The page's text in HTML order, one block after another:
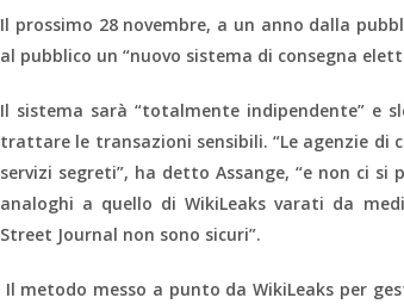
Il prossimo 28 novembre, a un anno dalla
al pubblico un “nuovo sistema di consegna
Il sistema sarà “totalmente indipendente” e
trattare le transazioni sensibili. “Le agenzie
servizi segreti”, ha detto Assange, “e non ci
analoghi a quello di WikiLeaks varati da
Street Journal non sono sicuri”.
Il metodo messo a punto da WikiLeaks per